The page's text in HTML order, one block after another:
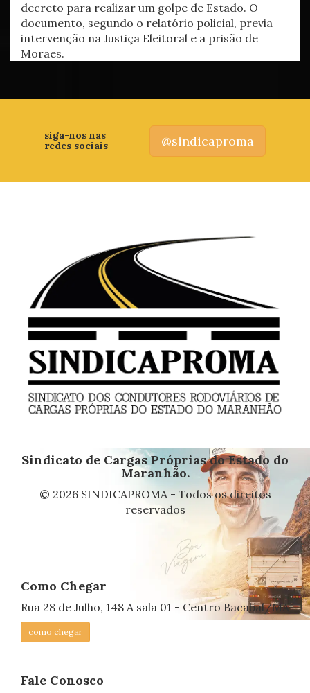
decreto para realizar um golpe de Estado. O
documento, segundo o relatório policial, previa
intervenção na Justiça Eleitoral e a prisão de
Moraes.
siga-nos nas
redes sociais
@sindicaproma
Sindicato de Cargas Próprias do Estado do
Maranhão.
© 2026 SINDICAPROMA - Todos os direitos
reservados
Como Chegar
Rua 28 de Julho, 148 A sala 01 - Centro Bacabal/MA
como chegar
Fale Conosco